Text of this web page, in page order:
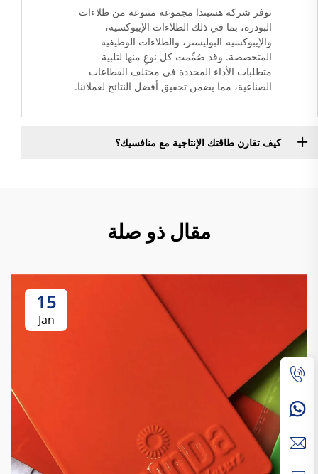
توفر شركة هسيندا مجموعة متنوعة من طلاءات
البودرة، بما في ذلك الطلاءات الإيبوكسية،
والإيبوكسية-البوليستر، والطلاءات الوظيفية
المتخصصة. وقد صُمِّمت كل نوعٍ منها لتلبية
متطلبات الأداء المحددة في مختلف القطاعات
الصناعية، مما يضمن تحقيق أفضل النتائج لعملائنا.
كيف تقارن طاقتك الإنتاجية مع منافسيك؟
مقال ذو صلة
15
Jan